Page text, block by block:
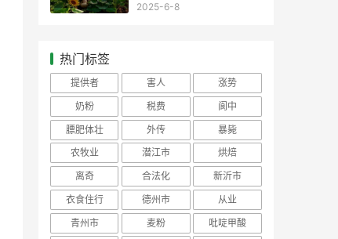
2025-6-8
热门标签
提供者 害人
涨势
奶粉
税费
阆中
膘肥体壮
外传
暴毙
农牧业
潜江市
烘焙
离奇
合法化
新沂市
衣食住行
德州市
从业
青州市
麦粉
吡啶甲酸